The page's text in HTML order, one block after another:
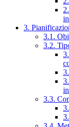
3.
3.1.
3.2.
3.3.